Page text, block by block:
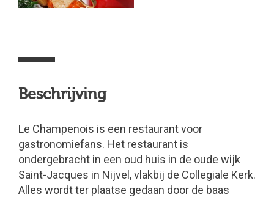
Beschrijving
Le Champenois is een restaurant voor
gastronomiefans. Het restaurant is
ondergebracht in een oud huis in de oude wijk
Saint-Jacques in Nijvel, vlakbij de Collegiale Kerk.
Alles wordt ter plaatse gedaan door de baas